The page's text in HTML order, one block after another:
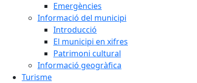
Emergències
Informació del municipi
Introducció
El municipi en xifres
Patrimoni cultural
Informació geogràfica
Turisme